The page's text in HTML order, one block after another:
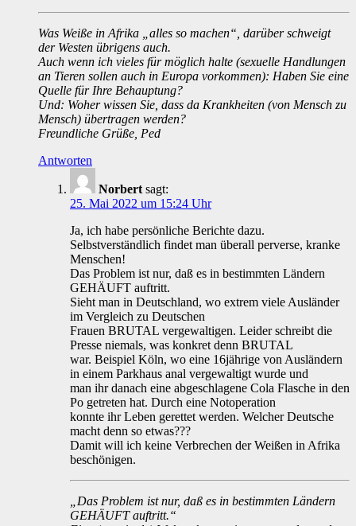
Was Weiße in Afrika „alles so machen“, darüber schweigt
der Westen übrigens auch.
Auch wenn ich vieles für möglich halte (sexuelle Handlungen
an Tieren sollen auch in Europa vorkommen): Haben Sie eine
Quelle für Ihre Behauptung?
Und: Woher wissen Sie, dass da Krankheiten (von Mensch zu
Mensch) übertragen werden?
Freundliche Grüße, Ped
Antworten
Norbert sagt:
25. Mai 2022 um 15:24 Uhr
Ja, ich habe persönliche Berichte dazu.
Selbstverständlich findet man überall perverse, kranke
Menschen!
Das Problem ist nur, daß es in bestimmten Ländern
GEHÄUFT auftritt.
Sieht man in Deutschland, wo extrem viele Ausländer
im Vergleich zu Deutschen
Frauen BRUTAL vergewaltigen. Leider schreibt die
Presse niemals, was konkret denn BRUTAL
war. Beispiel Köln, wo eine 16jährige von Ausländern
in einem Parkhaus anal vergewaltigt wurde und
man ihr danach eine abgeschlagene Cola Flasche in den
Po getreten hat. Durch eine Notoperation
konnte ihr Leben gerettet werden. Welcher Deutsche
macht denn so etwas???
Damit will ich keine Verbrechen der Weißen in Afrika
beschönigen.
„Das Problem ist nur, daß es in bestimmten Ländern
GEHÄUFT auftritt.“